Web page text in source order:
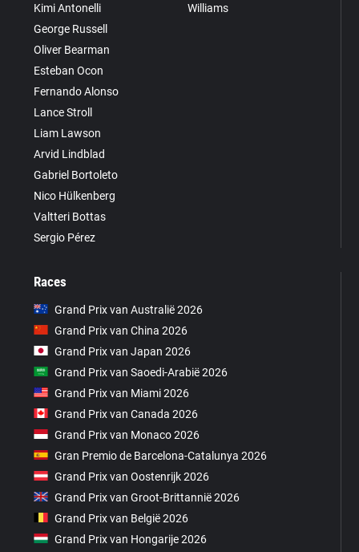
Kimi Antonelli
George Russell
Oliver Bearman
Esteban Ocon
Fernando Alonso
Lance Stroll
Liam Lawson
Arvid Lindblad
Gabriel Bortoleto
Nico Hülkenberg
Valtteri Bottas
Sergio Pérez
Williams
Races
Grand Prix van Australië 2026
Grand Prix van China 2026
Grand Prix van Japan 2026
Grand Prix van Saoedi-Arabië 2026
Grand Prix van Miami 2026
Grand Prix van Canada 2026
Grand Prix van Monaco 2026
Gran Premio de Barcelona-Catalunya 2026
Grand Prix van Oostenrijk 2026
Grand Prix van Groot-Brittannië 2026
Grand Prix van België 2026
Grand Prix van Hongarije 2026